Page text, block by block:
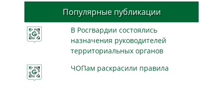
Популярные публикации
В Росгвардии состоялись
назначения руководителей
территориальных органов
ЧОПам раскрасили правила